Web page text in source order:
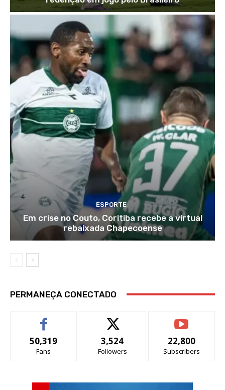
ESPORTE
Em crise no Couto, Coritiba recebe a virtual
rebaixada Chapecoense
PERMANEÇA CONECTADO
50,319
Fans
3,524
Followers
22,800
Subscribers